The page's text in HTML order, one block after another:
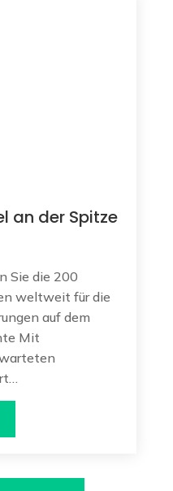
an der Spitze
Sie die 200
weltweit für die
auf dem
Mit